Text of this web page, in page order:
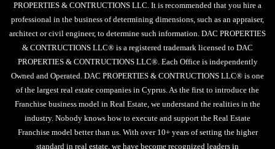
PROPERTIES & CONTRUCTIONS LLC. It is recommended that you hire a
professional in the business of determining dimensions, such as an appraiser,
architect or civil engineer, to determine such information. DAC PROPERTIES
& CONTRUCTIONS LLC® is a registered trademark licensed to DAC
PROPERTIES & CONTRUCTIONS LLC®. Each Office is independently
Owned and Operated. DAC PROPERTIES & CONTRUCTIONS LLC® is one
of the largest real estate companies in Cyprus. As the first to introduce the
Franchise business model in Real Estate, we understand the realities in the
industry. Nobody knows how to execute and support the Real Estate
Franchise model better than us. With over 10+ years of setting the higher
standard in real estate, we have become recognized leaders in